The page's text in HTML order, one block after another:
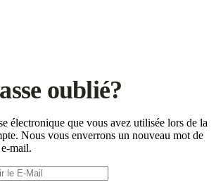
oublié?
électronique que vous avez utilisée lors de la
Nous vous enverrons un nouveau mot de
e-mail.